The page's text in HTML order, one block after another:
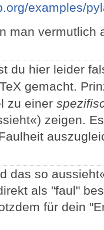
examples/
man vermutlich
du hier leider
gemacht.
zu einer
zeigen.
das so
als "faul"
für dein